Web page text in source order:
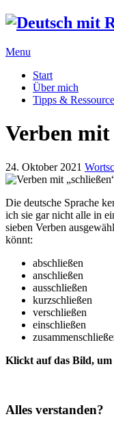
Menu
Start
Über mich
Tipps &
Verben mit
24. Oktober 2021
Die deutsche Sprache
ich sie gar nicht alle in
sieben Verben
könnt:
abschließen
anschließen
ausschließen
kurzschließen
verschließen
einschließen
Klickt auf das Bild, um
Alles verstanden?